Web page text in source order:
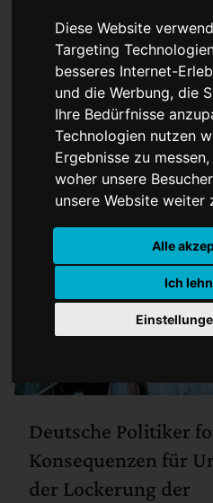
Diese Website
Targeting
besseres Internet-
und die Werbung, die
Ihre Bedürfnisse
Technologien nutzen
Ergebnisse zu
woher unsere
unsere Website weiter
Alle
Ich
Will Orban
steckt
Deutsche Politiker
Konsequenzen für
der Lockerung der